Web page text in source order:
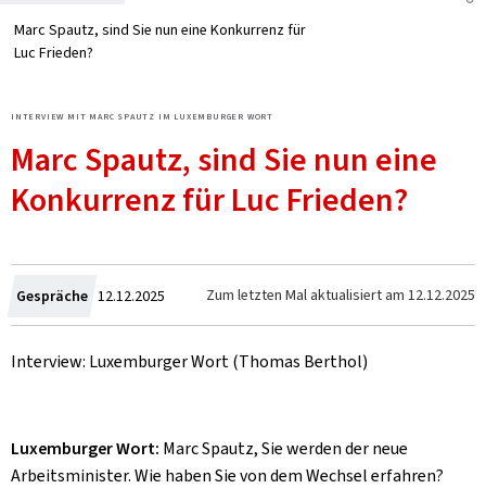
Marc Spautz, sind Sie nun eine Konkurrenz für
Luc Frieden?
Marc Spautz, sind Sie nun eine
Konkurrenz für Luc Frieden?
INTERVIEW MIT MARC SPAUTZ IM LUXEMBURGER WORT
Gespräche Crée
le
12.12.2025 Zum letzten Mal aktualisiert am 12.12.2025
Interview: Luxemburger Wort (Thomas Berthol)
Luxemburger Wort: Marc Spautz, Sie werden der neue
Arbeitsminister. Wie haben Sie von dem Wechsel erfahren?